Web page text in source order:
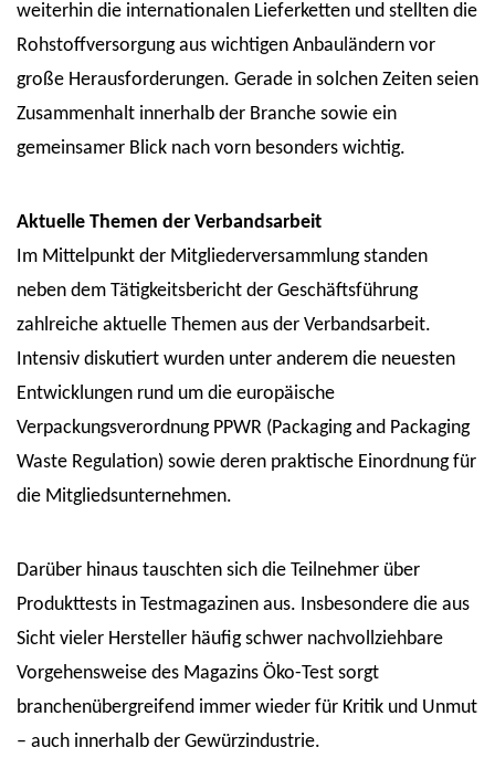
weiterhin die internationalen Lieferketten und stellten die
Rohstoffversorgung aus wichtigen Anbauländern vor
große Herausforderungen. Gerade in solchen Zeiten seien
Zusammenhalt innerhalb der Branche sowie ein
gemeinsamer Blick nach vorn besonders wichtig.
Aktuelle Themen der Verbandsarbeit
Im Mittelpunkt der Mitgliederversammlung standen
neben dem Tätigkeitsbericht der Geschäftsführung
zahlreiche aktuelle Themen aus der Verbandsarbeit.
Intensiv diskutiert wurden unter anderem die neuesten
Entwicklungen rund um die europäische
Verpackungsverordnung PPWR (Packaging and Packaging
Waste Regulation) sowie deren praktische Einordnung für
die Mitgliedsunternehmen.
Darüber hinaus tauschten sich die Teilnehmer über
Produkttests in Testmagazinen aus. Insbesondere die aus
Sicht vieler Hersteller häufig schwer nachvollziehbare
Vorgehensweise des Magazins Öko-Test sorgt
branchenübergreifend immer wieder für Kritik und Unmut
– auch innerhalb der Gewürzindustrie.